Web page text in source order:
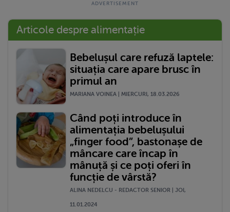
Articole despre alimentație
Bebelușul care refuză laptele:
situația care apare brusc în
primul an
MARIANA VOINEA | MIERCURI, 18.03.2026
Când poți introduce în
alimentația bebelușului
„finger food”, bastonașe de
mâncare care încap în
mânuță și ce poți oferi în
funcție de vârstă?
ALINA NEDELCU - REDACTOR SENIOR | JOI,
11.01.2024